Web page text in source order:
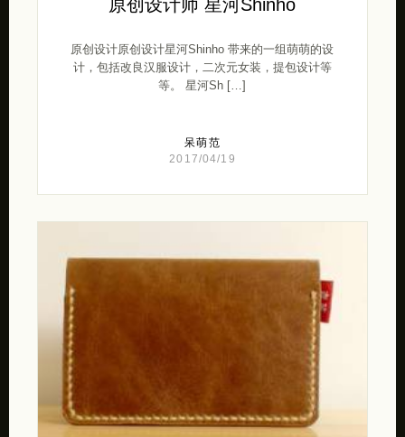
原创设计师 星河Shinho
原创设计原创设计星河Shinho 带来的一组萌萌的设
计，包括改良汉服设计，二次元女装，提包设计等
等。 星河Sh […]
呆萌范
2017/04/19